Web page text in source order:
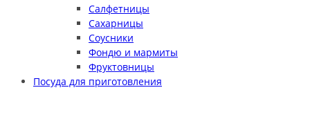
Салфетницы
Сахарницы
Соусники
Фондю и мармиты
Фруктовницы
Посуда для приготовления